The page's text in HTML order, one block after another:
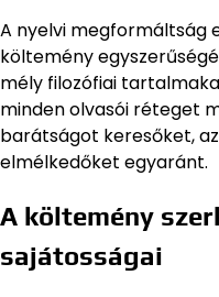
A nyelvi megformáltság
költemény
mély filozófiai
minden olvasói réteget
barátságot keresőket,
elmélkedőket egyaránt.
A költemény
sajátosságai